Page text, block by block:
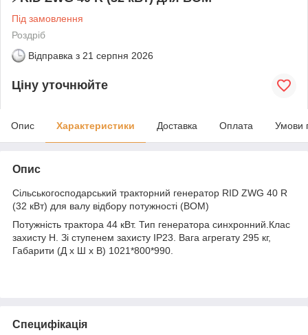
Під замовлення
Роздріб
Відправка з 21 серпня 2026
Ціну уточнюйте
Опис Характеристики Доставка Оплата Умови
Опис
Сільськогосподарський тракторний генератор RID ZWG 40 R
(32 кВт) для валу відбору потужності (ВОМ)
Потужність трактора 44 кВт. Тип генератора синхронний.Клас
захисту H. Зі ступенем захисту IP23. Вага агрегату 295 кг,
Габарити (Д х Ш х В) 1021*800*990.
Специфікація